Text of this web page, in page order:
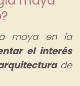
maya en la
el interés
de